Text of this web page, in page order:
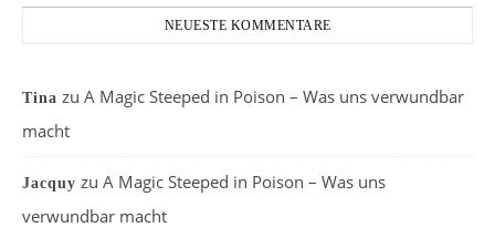
NEUESTE KOMMENTARE
Tina zu A Magic Steeped in Poison – Was uns verwundbar
macht
Jacquy zu A Magic Steeped in Poison – Was uns
verwundbar macht